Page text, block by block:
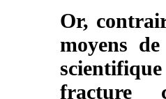
Or,
moyens
fracture